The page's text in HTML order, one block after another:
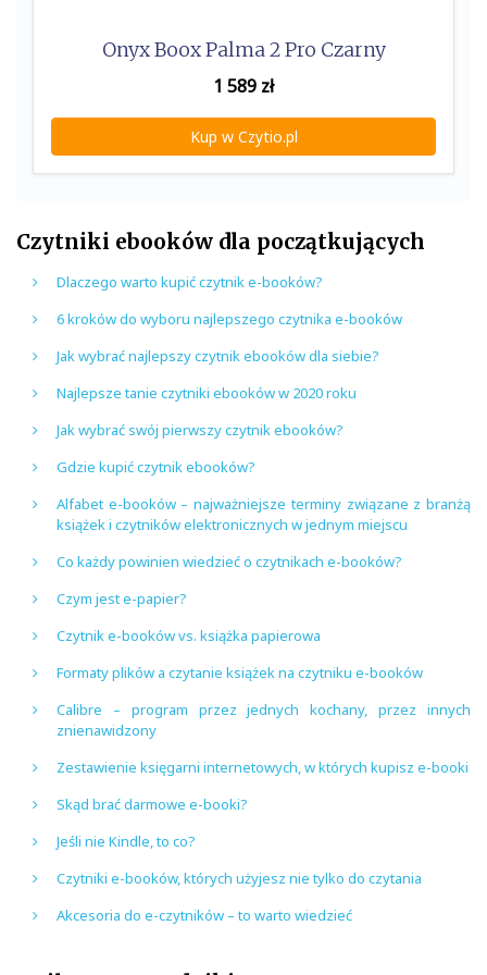
Onyx Boox Palma 2 Pro Czarny
1 589 zł
Kup w Czytio.pl
Czytniki ebooków dla początkujących
Dlaczego warto kupić czytnik e-booków?
6 kroków do wyboru najlepszego czytnika e-booków
Jak wybrać najlepszy czytnik ebooków dla siebie?
Najlepsze tanie czytniki ebooków w 2020 roku
Jak wybrać swój pierwszy czytnik ebooków?
Gdzie kupić czytnik ebooków?
Alfabet e-booków – najważniejsze terminy związane z branżą
książek i czytników elektronicznych w jednym miejscu
Co każdy powinien wiedzieć o czytnikach e-booków?
Czym jest e-papier?
Czytnik e-booków vs. książka papierowa
Formaty plików a czytanie książek na czytniku e-booków
Calibre – program przez jednych kochany, przez innych
znienawidzony
Zestawienie księgarni internetowych, w których kupisz e-booki
Skąd brać darmowe e-booki?
Jeśli nie Kindle, to co?
Czytniki e-booków, których użyjesz nie tylko do czytania
Akcesoria do e-czytników – to warto wiedzieć